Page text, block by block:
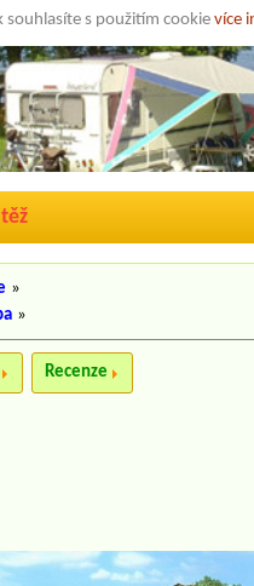
s použitím cookie více
»
»
Recenze